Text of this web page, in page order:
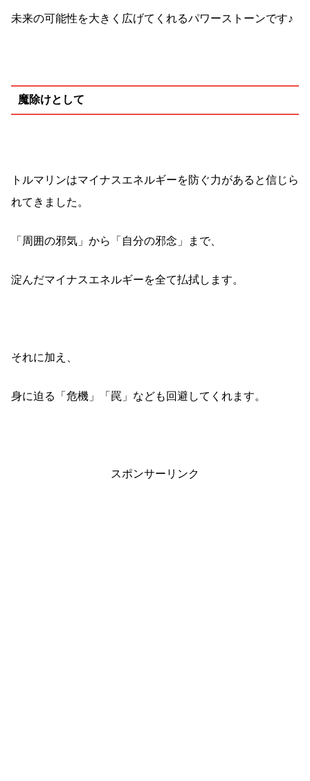
未来の可能性を大きく広げてくれるパワーストーンです♪
魔除けとして
トルマリンはマイナスエネルギーを防ぐ力があると信じら
れてきました。
「周囲の邪気」から「自分の邪念」まで、
淀んだマイナスエネルギーを全て払拭します。
それに加え、
身に迫る「危機」「罠」なども回避してくれます。
スポンサーリンク